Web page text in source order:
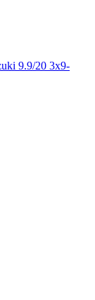
9.9/20 3x9-